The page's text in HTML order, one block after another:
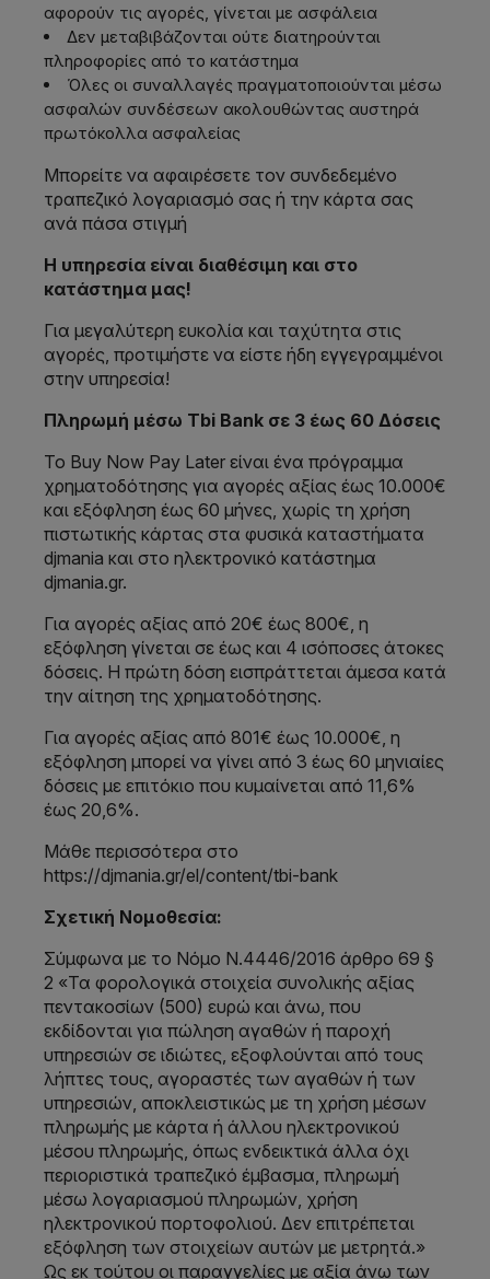
αφορούν τις αγορές, γίνεται με ασφάλεια
Δεν μεταβιβάζονται ούτε διατηρούνται
πληροφορίες από το κατάστημα
Όλες οι συναλλαγές πραγματοποιούνται μέσω
ασφαλών συνδέσεων ακολουθώντας αυστηρά
πρωτόκολλα ασφαλείας
Μπορείτε να αφαιρέσετε τον συνδεδεμένο
τραπεζικό λογαριασμό σας ή την κάρτα σας
ανά πάσα στιγμή
Η υπηρεσία είναι διαθέσιμη και στο
κατάστημα μας!
Για μεγαλύτερη ευκολία και ταχύτητα στις
αγορές, προτιμήστε να είστε ήδη εγγεγραμμένοι
στην υπηρεσία!
Πληρωμή μέσω Tbi Bank σε 3 έως 60 Δόσεις
Το Buy Now Pay Later είναι ένα πρόγραμμα
χρηματοδότησης για αγορές αξίας έως 10.000€
και εξόφληση έως 60 μήνες, χωρίς τη χρήση
πιστωτικής κάρτας στα φυσικά καταστήματα
djmania και στο ηλεκτρονικό κατάστημα
djmania.gr.
Για αγορές αξίας από 20€ έως 800€, η
εξόφληση γίνεται σε έως και 4 ισόποσες άτοκες
δόσεις. Η πρώτη δόση εισπράττεται άμεσα κατά
την αίτηση της χρηματοδότησης.
Για αγορές αξίας από 801€ έως 10.000€, η
εξόφληση μπορεί να γίνει από 3 έως 60 μηνιαίες
δόσεις με επιτόκιο που κυμαίνεται από 11,6%
έως 20,6%.
Μάθε περισσότερα στο
https://djmania.gr/el/content/tbi-bank
Σχετική Νομοθεσία:
Σύμφωνα με το Νόμο Ν.4446/2016 άρθρο 69 §
2 «Τα φορολογικά στοιχεία συνολικής αξίας
πεντακοσίων (500) ευρώ και άνω, που
εκδίδονται για πώληση αγαθών ή παροχή
υπηρεσιών σε ιδιώτες, εξοφλούνται από τους
λήπτες τους, αγοραστές των αγαθών ή των
υπηρεσιών, αποκλειστικώς με τη χρήση μέσων
πληρωμής με κάρτα ή άλλου ηλεκτρονικού
μέσου πληρωμής, όπως ενδεικτικά άλλα όχι
περιοριστικά τραπεζικό έμβασμα, πληρωμή
μέσω λογαριασμού πληρωμών, χρήση
ηλεκτρονικού πορτοφολιού. Δεν επιτρέπεται
εξόφληση των στοιχείων αυτών με μετρητά.»
Ως εκ τούτου οι παραγγελίες με αξία άνω των